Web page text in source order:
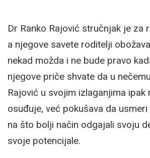
Dr Ranko Rajović stručnjak je za
a njegove savete roditelji
nekad možda i ne bude pravo
njegove priče shvate da u
Rajović u svojim izlaganjima ipak
osuđuje, već pokušava da
na što bolji način odgajali svoju
svoje potencijale.